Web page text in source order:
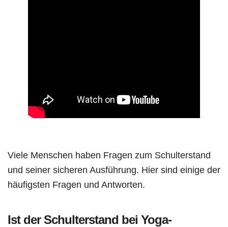
Viele Menschen haben Fragen zum Schulterstand
und seiner sicheren Ausführung. Hier sind einige der
häufigsten Fragen und Antworten.
Ist der Schulterstand bei Yoga-